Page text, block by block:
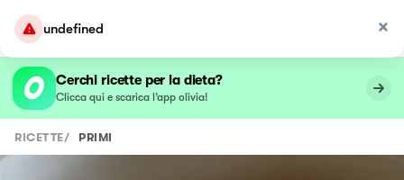
undefined
Cerchi ricette per la dieta?
Clicca qui e scarica l’app olivia!
RICETTE/ PRIMI